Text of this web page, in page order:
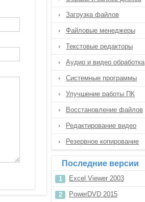
Загрузка файлов
Файловые менеджеры
Текстовые редакторы
Аудио и видео обработка
Системные программы
Улучшение работы ПК
Восстановление файлов
Редактирование видео
Резервное копирование
Последние версии
Excel Viewer 2003
PowerDVD 2015